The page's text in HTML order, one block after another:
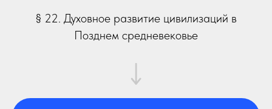
§ 22. Духовное развитие цивилизаций в
Позднем средневековье